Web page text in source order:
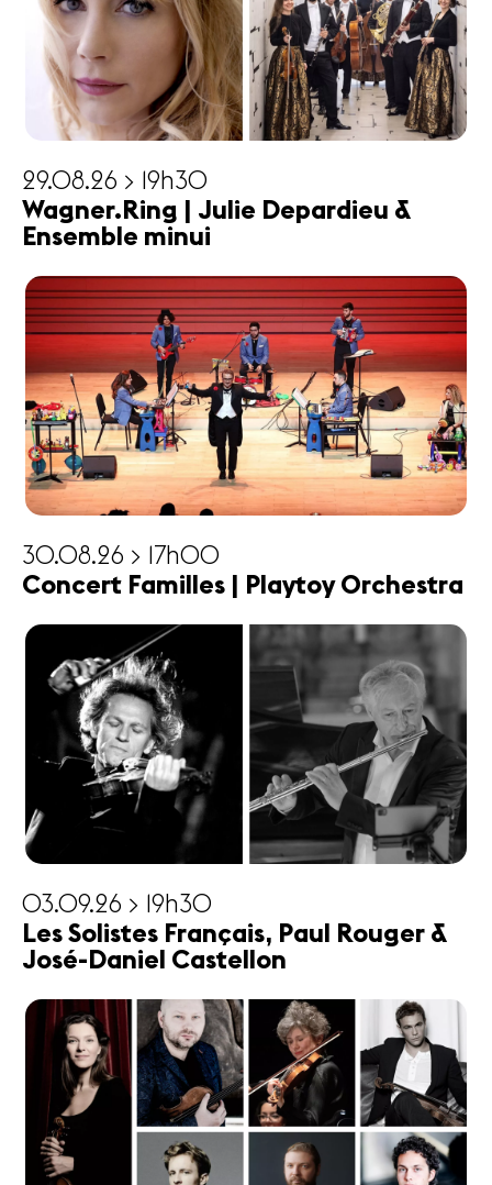
29.08.26 > 19h30
Wagner.Ring | Julie Depardieu &
Ensemble minui
30.08.26 > 17h00
Concert Familles | Playtoy Orchestra
03.09.26 > 19h30
Les Solistes Français, Paul Rouger &
José-Daniel Castellon